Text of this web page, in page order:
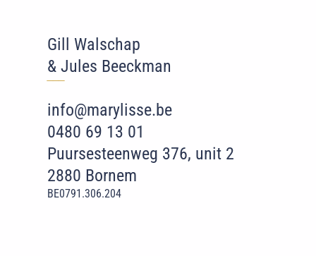
Gill Walschap
& Jules Beeckman
info@marylisse.be
0480 69 13 01
Puursesteenweg 376, unit 2
2880 Bornem
BE0791.306.204